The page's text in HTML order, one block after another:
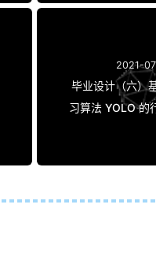
2021-
毕业设计（六）
习算法 YOLO 的